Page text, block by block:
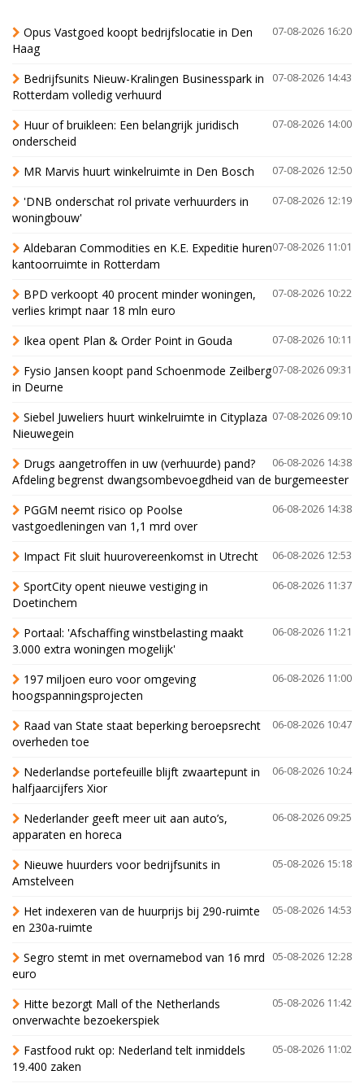
07-08-2026 16:20
Opus Vastgoed koopt bedrijfslocatie in Den
Haag
07-08-2026 14:43
Bedrijfsunits Nieuw-Kralingen Businesspark in
Rotterdam volledig verhuurd
07-08-2026 14:00
Huur of bruikleen: Een belangrijk juridisch
onderscheid
07-08-2026 12:50
MR Marvis huurt winkelruimte in Den Bosch
07-08-2026 12:19
'DNB onderschat rol private verhuurders in
woningbouw'
07-08-2026 11:01
Aldebaran Commodities en K.E. Expeditie huren
kantoorruimte in Rotterdam
07-08-2026 10:22
BPD verkoopt 40 procent minder woningen,
verlies krimpt naar 18 mln euro
07-08-2026 10:11
Ikea opent Plan & Order Point in Gouda
07-08-2026 09:31
Fysio Jansen koopt pand Schoenmode Zeilberg
in Deurne
07-08-2026 09:10
Siebel Juweliers huurt winkelruimte in Cityplaza
Nieuwegein
06-08-2026 14:38
Drugs aangetroffen in uw (verhuurde) pand?
Afdeling begrenst dwangsombevoegdheid van de burgemeester
06-08-2026 14:38
PGGM neemt risico op Poolse
vastgoedleningen van 1,1 mrd over
06-08-2026 12:53
Impact Fit sluit huurovereenkomst in Utrecht
06-08-2026 11:37
SportCity opent nieuwe vestiging in
Doetinchem
06-08-2026 11:21
Portaal: 'Afschaffing winstbelasting maakt
3.000 extra woningen mogelijk'
06-08-2026 11:00
197 miljoen euro voor omgeving
hoogspanningsprojecten
06-08-2026 10:47
Raad van State staat beperking beroepsrecht
overheden toe
06-08-2026 10:24
Nederlandse portefeuille blijft zwaartepunt in
halfjaarcijfers Xior
06-08-2026 09:25
Nederlander geeft meer uit aan auto’s,
apparaten en horeca
05-08-2026 15:18
Nieuwe huurders voor bedrijfsunits in
Amstelveen
05-08-2026 14:53
Het indexeren van de huurprijs bij 290-ruimte
en 230a-ruimte
05-08-2026 12:28
Segro stemt in met overnamebod van 16 mrd
euro
05-08-2026 11:42
Hitte bezorgt Mall of the Netherlands
onverwachte bezoekerspiek
05-08-2026 11:02
Fastfood rukt op: Nederland telt inmiddels
19.400 zaken